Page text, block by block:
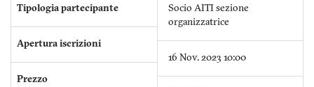
Tipologia partecipante
Apertura iscrizioni
Prezzo
Socio AITI sezione
organizzatrice
16 Nov. 2023 10:00